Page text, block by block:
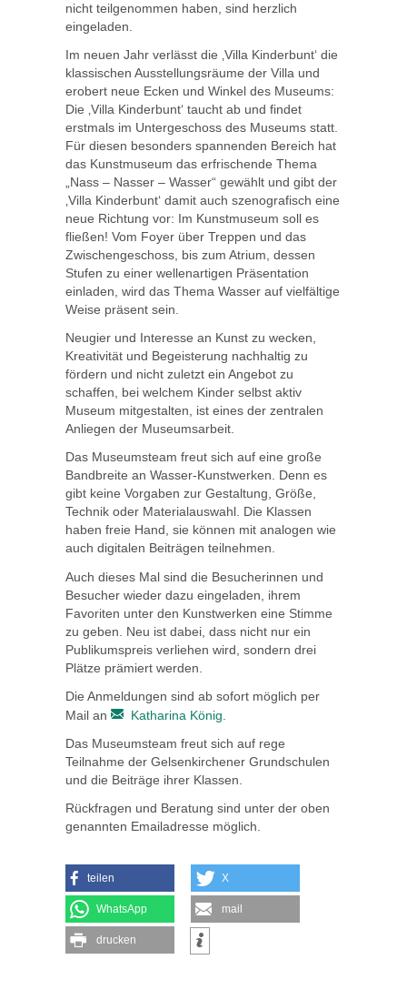
nicht teilgenommen haben, sind herzlich
eingeladen.
Im neuen Jahr verlässt die ‚Villa Kinderbunt‘ die
klassischen Ausstellungsräume der Villa und
erobert neue Ecken und Winkel des Museums:
Die ‚Villa Kinderbunt‘ taucht ab und findet
erstmals im Untergeschoss des Museums statt.
Für diesen besonders spannenden Bereich hat
das Kunstmuseum das erfrischende Thema
„Nass – Nasser – Wasser“ gewählt und gibt der
‚Villa Kinderbunt‘ damit auch szenografisch eine
neue Richtung vor: Im Kunstmuseum soll es
fließen! Vom Foyer über Treppen und das
Zwischengeschoss, bis zum Atrium, dessen
Stufen zu einer wellenartigen Präsentation
einladen, wird das Thema Wasser auf vielfältige
Weise präsent sein.
Neugier und Interesse an Kunst zu wecken,
Kreativität und Begeisterung nachhaltig zu
fördern und nicht zuletzt ein Angebot zu
schaffen, bei welchem Kinder selbst aktiv
Museum mitgestalten, ist eines der zentralen
Anliegen der Museumsarbeit.
Das Museumsteam freut sich auf eine große
Bandbreite an Wasser-Kunstwerken. Denn es
gibt keine Vorgaben zur Gestaltung, Größe,
Technik oder Materialauswahl. Die Klassen
haben freie Hand, sie können mit analogen wie
auch digitalen Beiträgen teilnehmen.
Auch dieses Mal sind die Besucherinnen und
Besucher wieder dazu eingeladen, ihrem
Favoriten unter den Kunstwerken eine Stimme
zu geben. Neu ist dabei, dass nicht nur ein
Publikumspreis verliehen wird, sondern drei
Plätze prämiert werden.
Die Anmeldungen sind ab sofort möglich per
Mail an
Katharina König
Das Museumsteam freut sich auf rege
Teilnahme der Gelsenkirchener Grundschulen
und die Beiträge ihrer Klassen.
Rückfragen und Beratung sind unter der oben
genannten Emailadresse möglich.
teilen X
WhatsApp mail
drucken